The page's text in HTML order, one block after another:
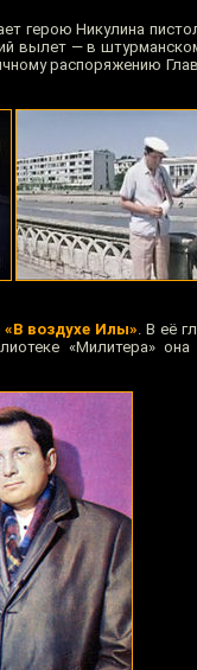
герою Никулина
вылет — в
распоряжению
«В воздухе Илы». В её
«Милитера»